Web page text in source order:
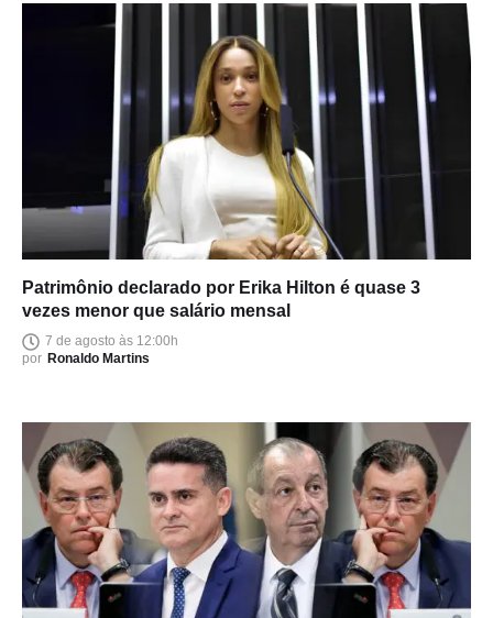
Patrimônio declarado por Erika Hilton é quase 3
vezes menor que salário mensal
7 de agosto às 12:00h
por Ronaldo Martins